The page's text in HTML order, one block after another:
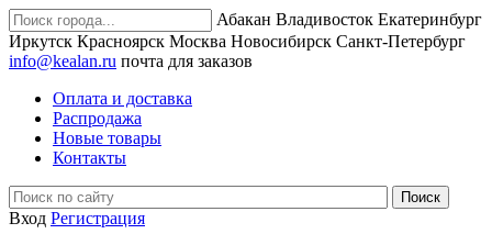
Абакан Владивосток Екатеринбург
Иркутск Красноярск Москва Новосибирск Санкт-Петербург
info@kealan.ru почта для заказов
Оплата и доставка
Распродажа
Новые товары
Контакты
Вход Регистрация